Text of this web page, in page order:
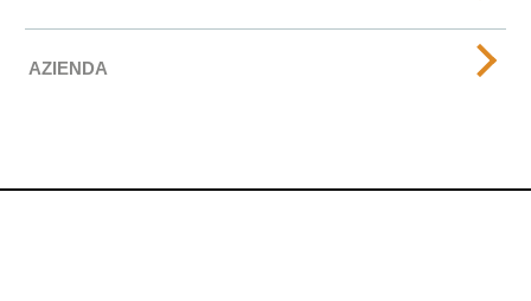
AZIENDA